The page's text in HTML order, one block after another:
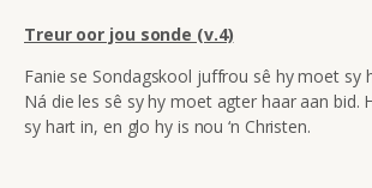
Treur oor jou sonde (v.4)
Fanie se Sondagskool juffrou sê hy moet sy
Ná die les sê sy hy moet agter haar aan bid.
sy hart in, en glo hy is nou ‘n Christen.